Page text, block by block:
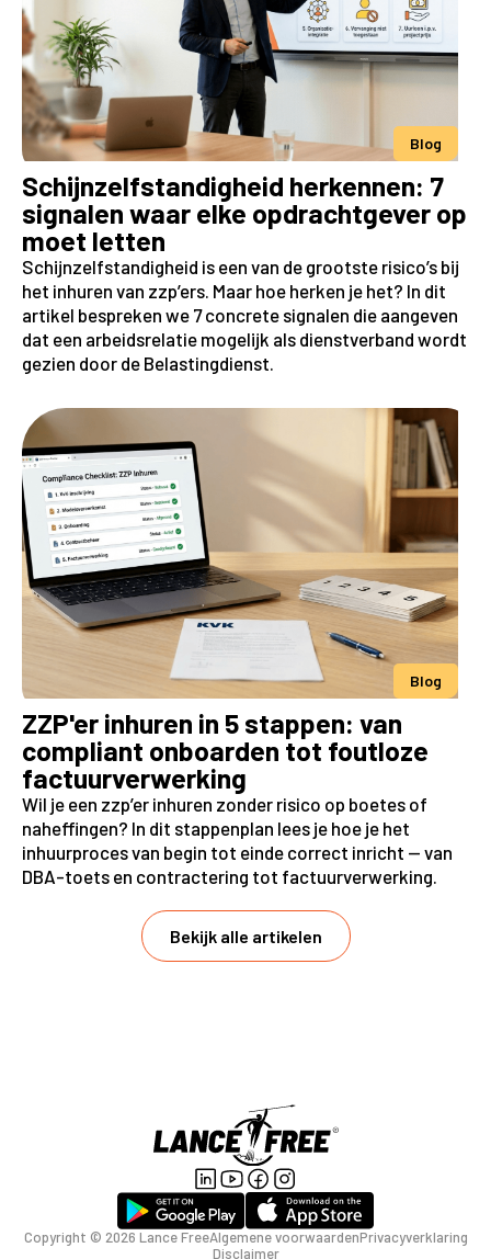
Blog
Schijnzelfstandigheid herkennen: 7
signalen waar elke opdrachtgever op
moet letten
Schijnzelfstandigheid is een van de grootste risico’s bij
het inhuren van zzp’ers. Maar hoe herken je het? In dit
artikel bespreken we 7 concrete signalen die aangeven
dat een arbeidsrelatie mogelijk als dienstverband wordt
gezien door de Belastingdienst.
Blog
ZZP'er inhuren in 5 stappen: van
compliant onboarden tot foutloze
factuurverwerking
Wil je een zzp’er inhuren zonder risico op boetes of
naheffingen? In dit stappenplan lees je hoe je het
inhuurproces van begin tot einde correct inricht — van
DBA-toets en contractering tot factuurverwerking.
Bekijk alle artikelen
Copyright © 2026 Lance FreeAlgemene voorwaardenPrivacyverklaring
Disclaimer